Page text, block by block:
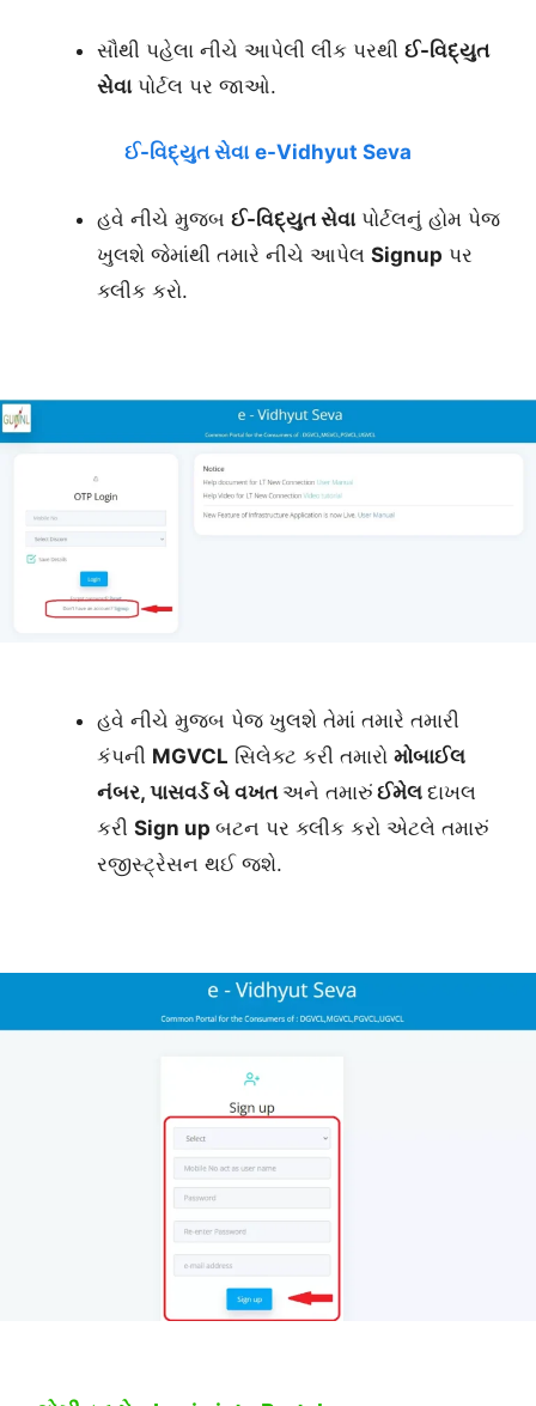
સૌથી પહેલા નીચે આપેલી લીંક પરથી ઈ-વિદ્યુત
સેવાપોર્ટલ પર જાઓ.
ઈ-વિદ્યુત સેવા e-Vidhyut Seva
હવે નીચે મુજબ ઈ-વિદ્યુત સેવાપોર્ટલનું હોમ પેજ
ખુલશે જેમાંથી તમારે નીચે આપેલ Signup પર
ક્લીક કરો.
હવે નીચે મુજબ પેજ ખુલશે તેમાં તમારે તમારી
કંપની MGVCL સિલેક્ટ કરી તમારો મોબાઈલ
નંબર, પાસવર્ડ બે વખતઅને તમારું ઈમેલ દાખલ
કરી Sign up બટન પર ક્લીક કરો એટલે તમારું
રજીસ્ટ્રેસન થઈ જશે.